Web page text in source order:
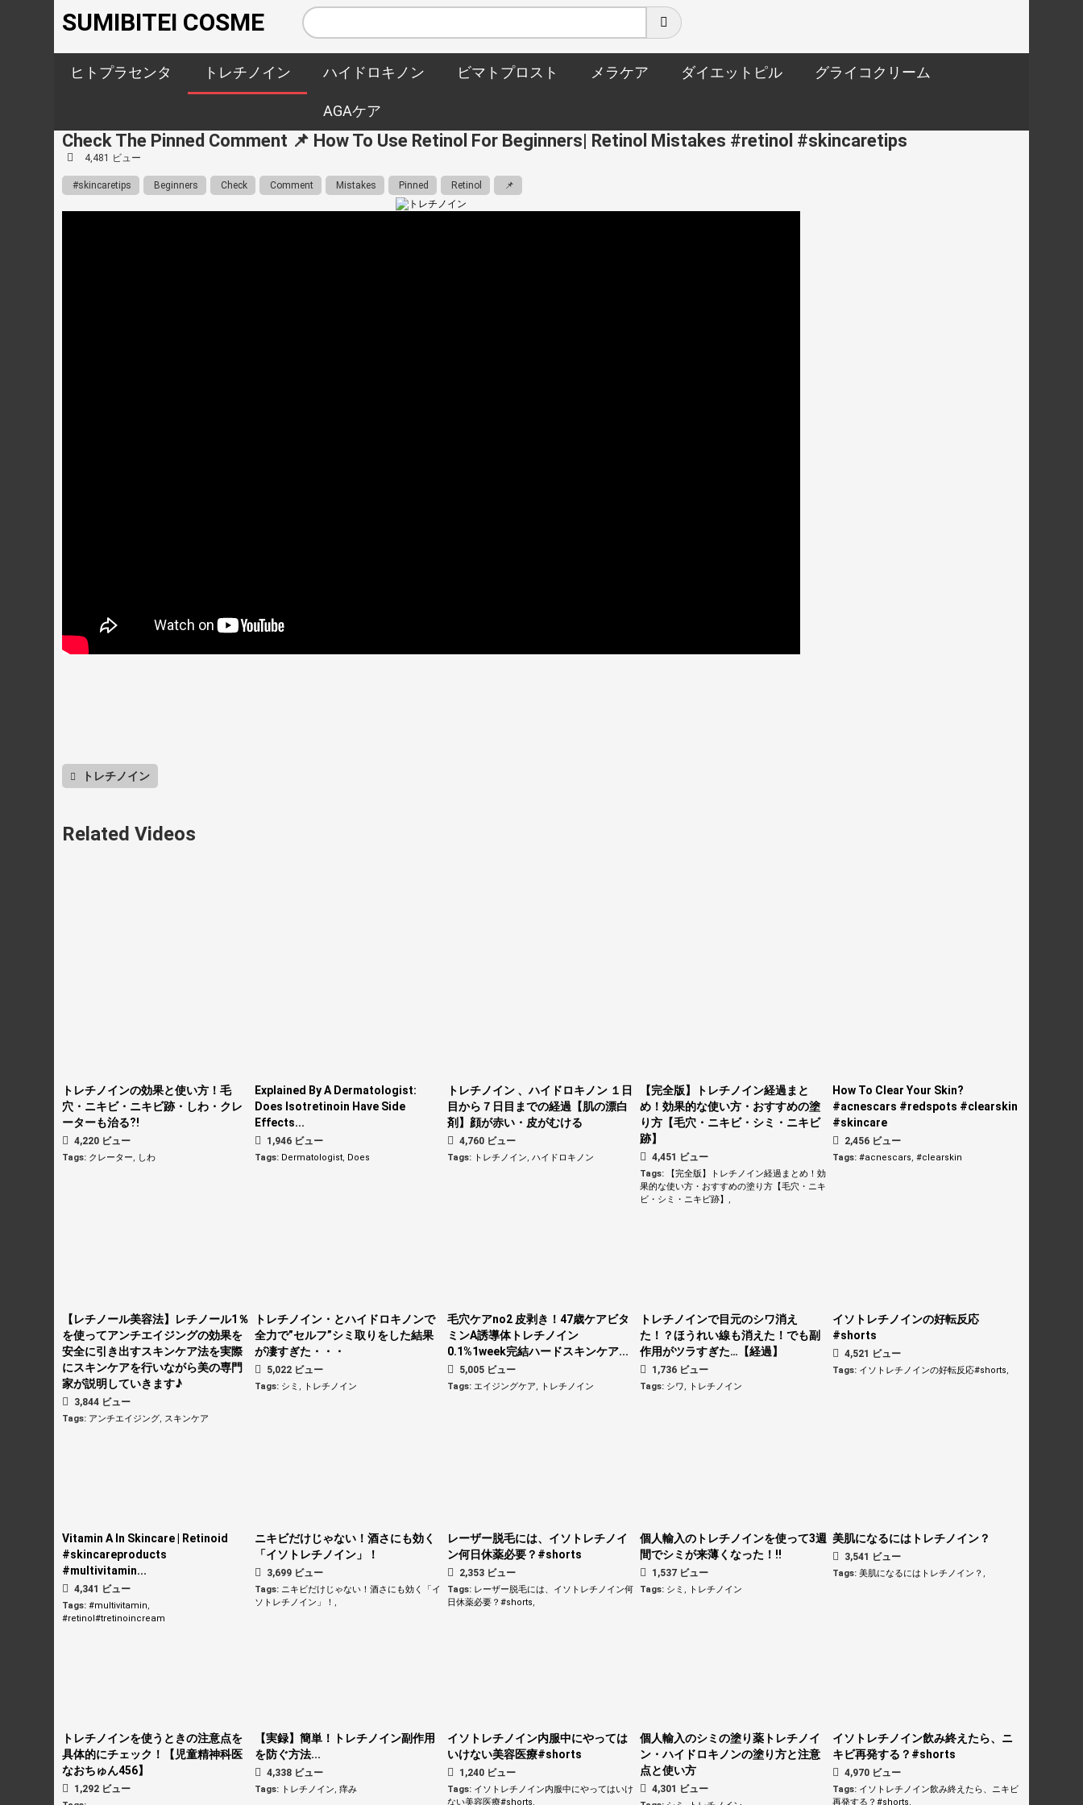
SUMIBITEI COSME
ヒトプラセンタ トレチノイン ハイドロキノン ビマトプロスト メラケア ダイエットピル グライコクリーム
AGAケア
Check The Pinned Comment 📌 How To Use Retinol For Beginners| Retinol Mistakes #retinol #skincaretips
4,481 ビュー
#skincaretips Beginners Check Comment Mistakes Pinned Retinol 📌
トレチノイン
Related Videos
トレチノインの効果と使い方！毛
穴・ニキビ・ニキビ跡・しわ・クレ
ーターも治る⁈
4,220 ビュー
Tags: クレーター, しわ
Explained By A Dermatologist:
Does Isotretinoin Have Side
Effects...
1,946 ビュー
Tags: Dermatologist, Does
トレチノイン 、ハイドロキノン １日
目から７日目までの経過【肌の漂白
剤】顔が赤い・皮がむける
4,760 ビュー
Tags: トレチノイン,ハイドロキノン
【完全版】トレチノイン経過まと
め！効果的な使い方・おすすめの塗
り方【毛穴・ニキビ・シミ・ニキビ
跡】
4,451 ビュー
Tags:
【完全版】トレチノイン経過まとめ！効
果的な使い方・おすすめの塗り方【毛穴・ニキ
ビ・シミ・ニキビ跡】 ,
How To Clear Your Skin?
#acnescars #redspots #clearskin
#skincare
2,456 ビュー
Tags: #acnescars, #clearskin
【レチノール美容法】レチノール1％
を使ってアンチエイジングの効果を
安全に引き出すスキンケア法を実際
にスキンケアを行いながら美の専門
家が説明していきます♪
3,844 ビュー
Tags: アンチエイジング, スキンケア
トレチノイン・とハイドロキノンで
全力で”セルフ”シミ取りをした結果
が凄すぎた・・・
5,022 ビュー
Tags: シミ , トレチノイン
毛穴ケアno2 皮剥き！47歳ケアビタ
ミンA誘導体トレチノイン
0.1%1week完結ハードスキンケア...
5,005 ビュー
Tags: エイジングケア, トレチノイン
トレチノインで目元のシワ消え
た！？ほうれい線も消えた！でも副
作用がツラすぎた…【経過】
1,736 ビュー
Tags: シワ, トレチノイン
イソトレチノインの好転反応
#shorts
4,521 ビュー
Tags: イソトレチノインの好転反応#shorts,
Vitamin A In Skincare | Retinoid
#skincareproducts
#multivitamin...
4,341 ビュー
Tags: #multivitamin,
#retinol#tretinoincream
ニキビだけじゃない！酒さにも効く
「イソトレチノイン」！
3,699 ビュー
Tags: ニキビだけじゃない！酒さにも効く「イ
ソトレチノイン」！ ,
レーザー脱毛には、イソトレチノイ
ン何日休薬必要？#shorts
2,353 ビュー
Tags: レーザー脱毛には、イソトレチノイン何
日休薬必要？#shorts,
個人輸入のトレチノインを使って3週
間でシミが来薄くなった！!!
1,537 ビュー
Tags: シミ , トレチノイン
美肌になるにはトレチノイン？
3,541 ビュー
Tags: 美肌になるにはトレチノイン？ ,
トレチノインを使うときの注意点を
具体的にチェック！【児童精神科医
なおちゅん456】
1,292 ビュー
【実録】簡単！トレチノイン副作用
を防ぐ方法...
4,338 ビュー
Tags: トレチノイン,痒み
イソトレチノイン内服中にやっては
いけない美容医療#shorts
1,240 ビュー
Tags: イソトレチノイン内服中にやってはいけ
ない美容医療#shorts,
個人輸入のシミの塗り薬トレチノイ
ン・ハイドロキノンの塗り方と注意
点と使い方
4,301 ビュー
イソトレチノイン飲み終えたら、ニ
キビ再発する？#shorts
4,970 ビュー
Tags: イソトレチノイン飲み終えたら、ニキビ
再発する？#shorts,